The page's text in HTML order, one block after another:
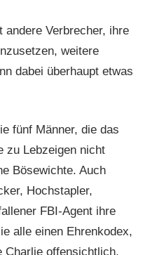
andere Verbrecher, ihre
weitere
dabei überhaupt etwas
fünf Männer, die das
zu Lebzeigen nicht
Bösewichte. Auch
Hochstapler,
FBI-Agent ihre
alle einen Ehrenkodex,
Charlie offensichtlich,